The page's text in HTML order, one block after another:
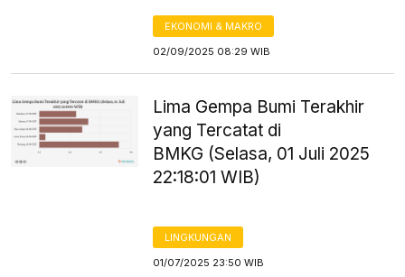
EKONOMI & MAKRO
02/09/2025 08:29 WIB
Lima Gempa Bumi Terakhir
yang Tercatat di
BMKG (Selasa, 01 Juli 2025
22:18:01 WIB)
LINGKUNGAN
01/07/2025 23:50 WIB